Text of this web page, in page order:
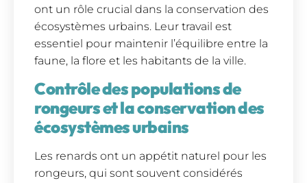
ont un rôle crucial dans la conservation des
écosystèmes urbains. Leur travail est
essentiel pour maintenir l’équilibre entre la
faune, la flore et les habitants de la ville.
Contrôle des populations de
rongeurs et la conservation des
écosystèmes urbains
Les renards ont un appétit naturel pour les
rongeurs, qui sont souvent considérés